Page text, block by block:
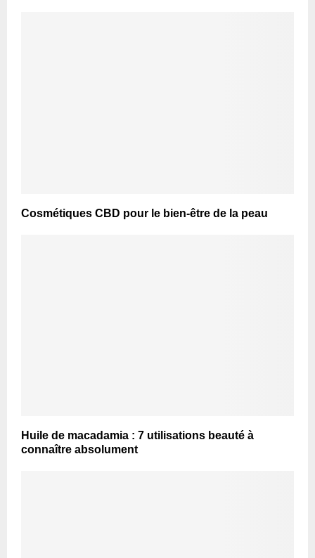
Cosmétiques CBD pour le bien-être de la peau
Huile de macadamia : 7 utilisations beauté à
connaître absolument